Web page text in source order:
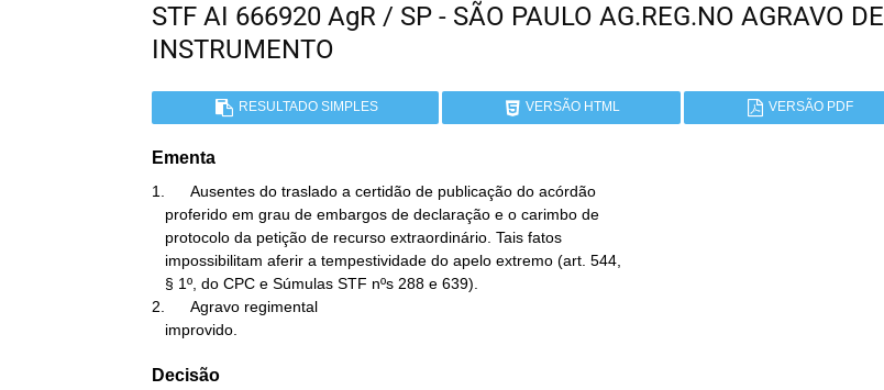
STF AI 666920 AgR / SP - SÃO PAULO AG.REG.NO AGRAVO DE
INSTRUMENTO
RESULTADO SIMPLES VERSÃO HTML VERSÃO PDF
Ementa
1.      Ausentes do traslado a certidão de publicação do acórdão
2.      Agravo regimental
   improvido.
Decisão